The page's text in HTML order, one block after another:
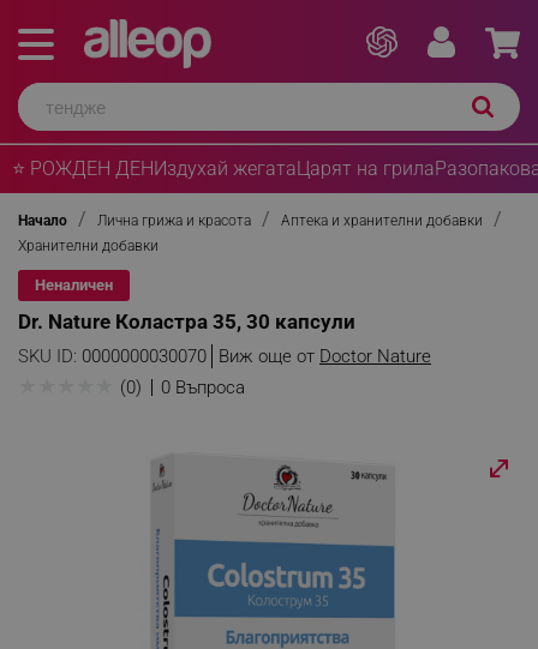
⭐ РОЖДЕН ДЕНИздухай жегатаЦарят на грила
Начало Лична грижа и красота
Аптека и хранителни добавки
Хранителни добавки
Неналичен
Dr. Nature Коластра 35, 30 капсули
SKU ID: 0000000030070 Виж още от Doctor Nature
(0) 0 Въпроса